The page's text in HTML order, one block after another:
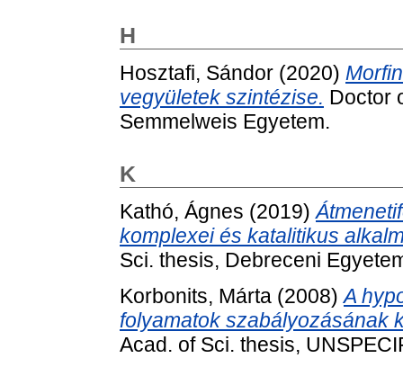
H
Hosztafi, Sándor (2020)
vegyületek szintézise. Doctor
Semmelweis Egyetem.
K
Kathó, Ágnes (2019)
komplexei és katalitikus
Sci. thesis, Debreceni
Korbonits, Márta (2008)A
folyamatok szabályozásának
Acad. of Sci. thesis,